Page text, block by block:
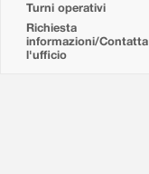
Turni operativi
Richiesta
informazioni/Contatta
l'ufficio